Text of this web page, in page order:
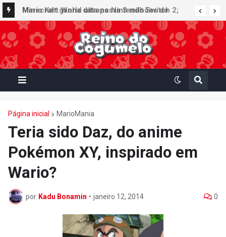
Minecraft ganha data no Nintendo Switch 2;
Super Mario Mash-Up receberá atualização
gráfica exclusiva
Página inicial MarioMania
Teria sido Daz, do anime
Pokémon XY, inspirado em
Wario?
por Kadu Bonamin • janeiro 12, 2014 0